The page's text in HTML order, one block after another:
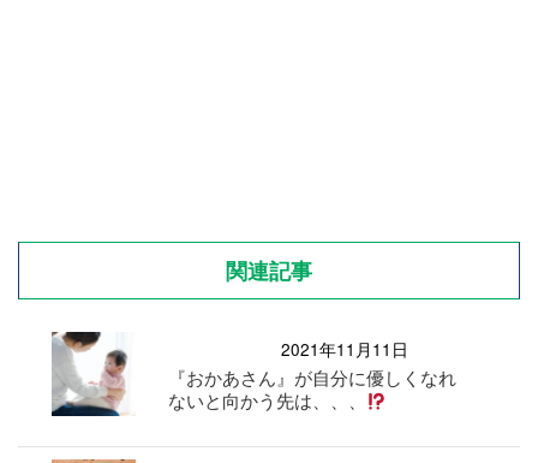
関連記事
2021年11月11日
『おかあさん』が自分に優しくなれ
ないと向かう先は、、、